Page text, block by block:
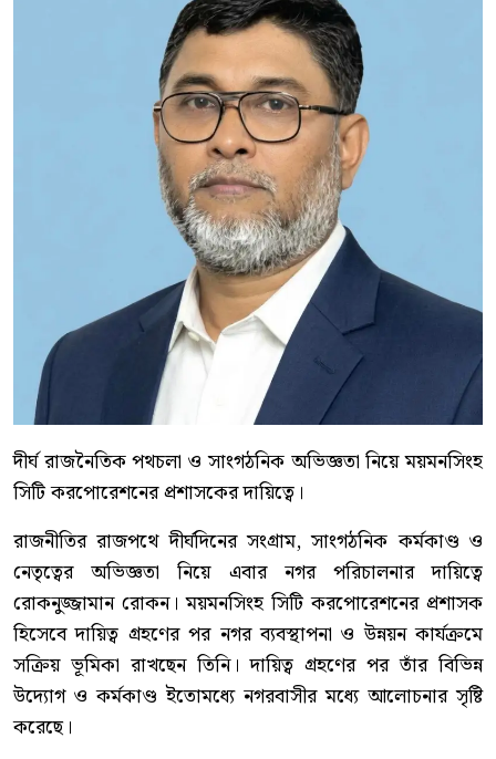
দীর্ঘ রাজনৈতিক পথচলা ও সাংগঠনিক অভিজ্ঞতা নিয়ে ময়মনসিংহ
সিটি করপোরেশনের প্রশাসকের দায়িত্বে।
রাজনীতির রাজপথে দীর্ঘদিনের সংগ্রাম, সাংগঠনিক কর্মকাণ্ড ও
নেতৃত্বের অভিজ্ঞতা নিয়ে এবার নগর পরিচালনার দায়িত্বে
রোকনুজ্জামান রোকন। ময়মনসিংহ সিটি করপোরেশনের প্রশাসক
হিসেবে দায়িত্ব গ্রহণের পর নগর ব্যবস্থাপনা ও উন্নয়ন কার্যক্রমে
সক্রিয় ভূমিকা রাখছেন তিনি। দায়িত্ব গ্রহণের পর তাঁর বিভিন্ন
উদ্যোগ ও কর্মকাণ্ড ইতোমধ্যে নগরবাসীর মধ্যে আলোচনার সৃষ্টি
করেছে।